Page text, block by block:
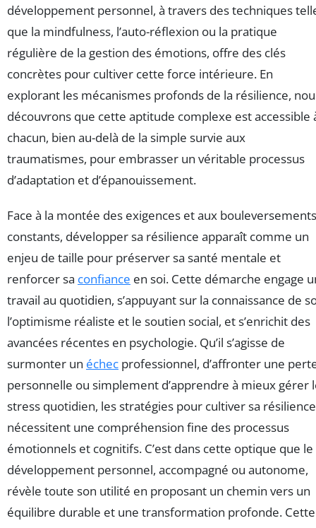
développement personnel, à travers des techniques
que la mindfulness, l’auto-réflexion ou la pratique
régulière de la gestion des émotions, offre des clés
concrètes pour cultiver cette force intérieure. En
explorant les mécanismes profonds de la résilience,
découvrons que cette aptitude complexe est accessible
chacun, bien au-delà de la simple survie aux
traumatismes, pour embrasser un véritable processus
d’adaptation et d’épanouissement.
Face à la montée des exigences et aux bouleversements
constants, développer sa résilience apparaît comme un
enjeu de taille pour préserver sa santé mentale et
renforcer sa confiance en soi. Cette démarche engage
travail au quotidien, s’appuyant sur la connaissance de
l’optimisme réaliste et le soutien social, et s’enrichit des
avancées récentes en psychologie. Qu’il s’agisse de
surmonter un échec professionnel, d’affronter une
personnelle ou simplement d’apprendre à mieux gérer
stress quotidien, les stratégies pour cultiver sa résilience
nécessitent une compréhension fine des processus
émotionnels et cognitifs. C’est dans cette optique que le
développement personnel, accompagné ou autonome,
révèle toute son utilité en proposant un chemin vers un
équilibre durable et une transformation profonde. Cette